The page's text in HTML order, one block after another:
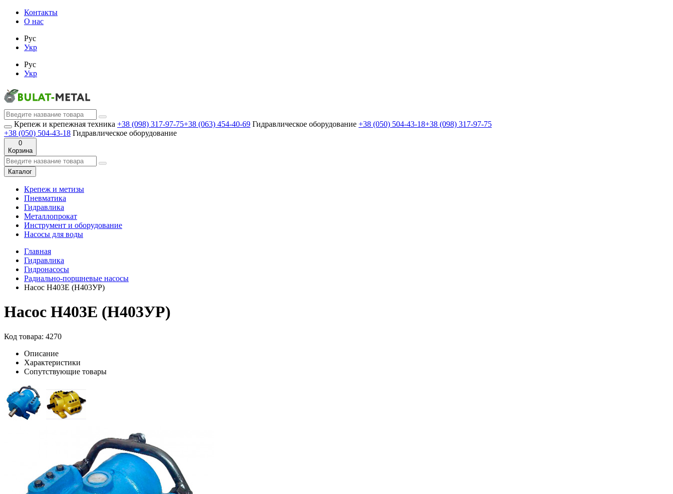
Контакты
О нас
Рус
Укр
Рус
Укр
Крепеж и крепежная техника +38 (098) 317-97-75+38 (063) 454-40-69 Гидравлическое оборудование +38 (050) 504-43-18+38 (098) 317-97-75
+38 (050) 504-43-18 Гидравлическое оборудование
0
Корзина
Каталог
Крепеж и метизы
Пневматика
Гидравлика
Металлопрокат
Инструмент и оборудование
Насосы для воды
Главная
Гидравлика
Гидронасосы
Радиально-поршневые насосы
Насос Н403Е (Н403УР)
Насос Н403Е (Н403УР)
Код товара: 4270
Описание
Характеристики
Сопутствующие товары